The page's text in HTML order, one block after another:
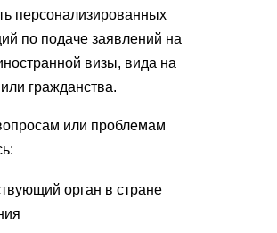
персонализированных
по подаче заявлений на
визы, вида на
гражданства.
или проблемам
орган в стране